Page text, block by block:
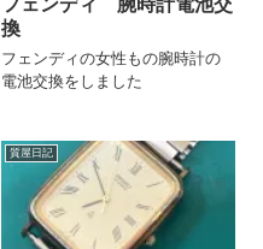
フェンディ 腕時計電池交
換
フェンディの女性もの腕時計の
電池交換をしました
質屋日記